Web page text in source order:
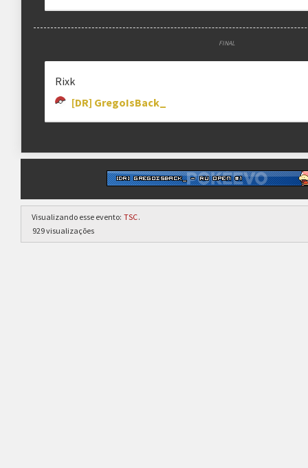
FINAL
Rixk
[DR] GregoIsBack_
Visualizando esse evento: TSC.
929 visualizações